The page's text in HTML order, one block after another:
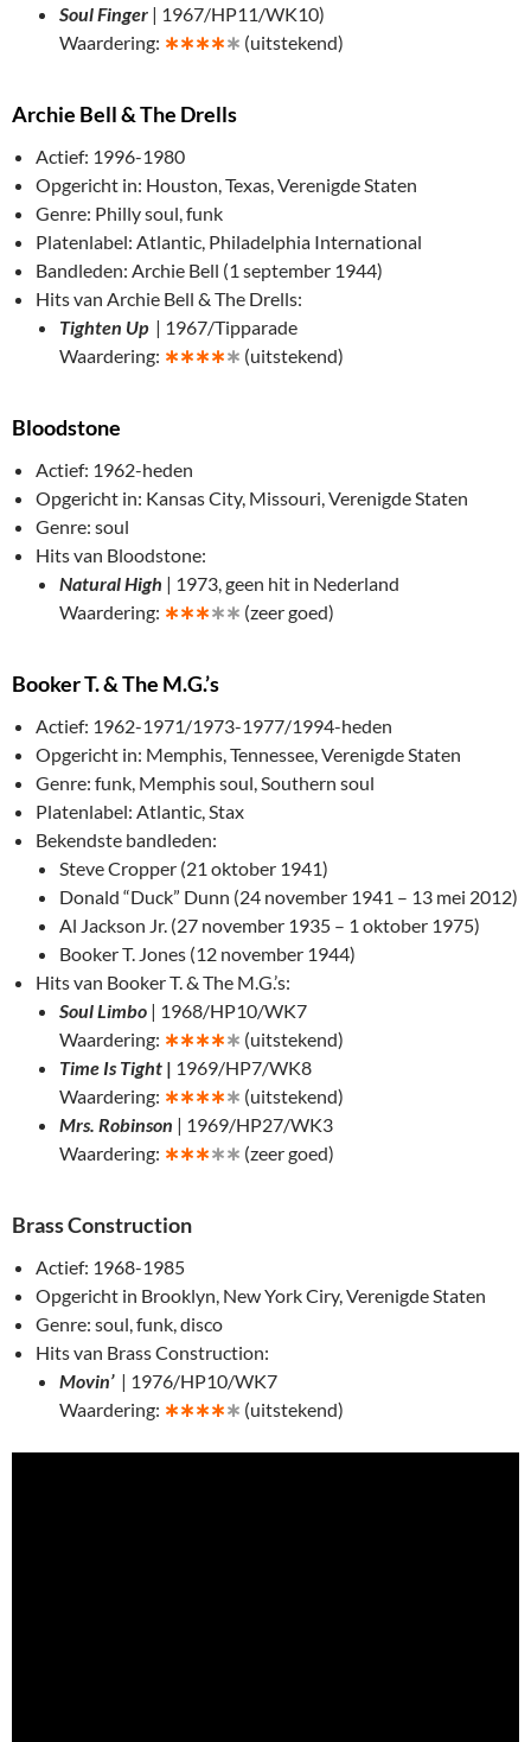
Soul Finger | 1967/HP11/WK10)
Waardering: ∗∗∗∗∗ (uitstekend)
Archie Bell & The Drells
Actief: 1996-1980
Opgericht in: Houston, Texas, Verenigde Staten
Genre: Philly soul, funk
Platenlabel: Atlantic, Philadelphia International
Bandleden: Archie Bell (1 september 1944)
Hits van Archie Bell & The Drells:
Tighten Up| 1967/Tipparade
Waardering: ∗∗∗∗∗ (uitstekend)
Bloodstone
Actief: 1962-heden
Opgericht in: Kansas City, Missouri, Verenigde Staten
Genre: soul
Hits van Bloodstone:
Natural High | 1973, geen hit in Nederland
Waardering: ∗∗∗∗∗ (zeer goed)
Booker T. & The M.G.’s
Actief: 1962-1971/1973-1977/1994-heden
Opgericht in: Memphis, Tennessee, Verenigde Staten
Genre: funk, Memphis soul, Southern soul
Platenlabel: Atlantic, Stax
Bekendste bandleden:
Steve Cropper (21 oktober 1941)
Donald “Duck” Dunn (24 november 1941 – 13 mei 2012)
Al Jackson Jr. (27 november 1935 – 1 oktober 1975)
Booker T. Jones (12 november 1944)
Hits van Booker T. & The M.G.’s:
Soul Limbo | 1968/HP10/WK7
Waardering: ∗∗∗∗∗ (uitstekend)
Time Is Tight | 1969/HP7/WK8
Waardering: ∗∗∗∗∗ (uitstekend)
Mrs. Robinson | 1969/HP27/WK3
Waardering: ∗∗∗∗∗ (zeer goed)
Brass Construction
Actief: 1968-1985
Opgericht in Brooklyn, New York Ciry, Verenigde Staten
Genre: soul, funk, disco
Hits van Brass Construction:
Movin’| 1976/HP10/WK7
Waardering: ∗∗∗∗∗ (uitstekend)